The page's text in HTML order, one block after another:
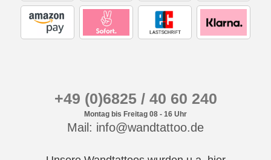
+49 (0)6825 / 40 60 240
Montag bis Freitag 08 - 16 Uhr
Mail: info@wandtattoo.de